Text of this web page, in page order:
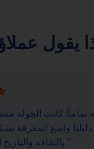
يقول
تماماً! كانت الجولة
واسع المعرفة
بالثقافة والتاريخ السريلانكي."